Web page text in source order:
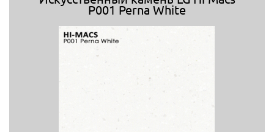
P001 Perna White